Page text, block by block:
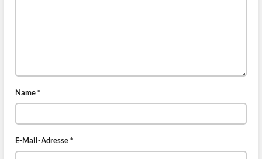
Name*
E-Mail-Adresse*